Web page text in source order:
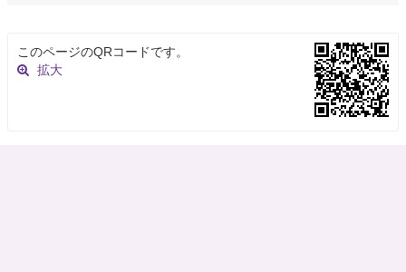
このページのQRコードです。
拡大